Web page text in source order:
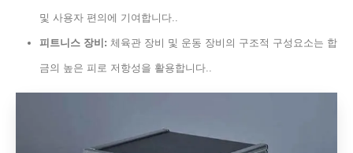
및 사용자 편의에 기여합니다..
피트니스 장비: 체육관 장비 및 운동 장비의 구조적 구성요소는 합
금의 높은 피로 저항성을 활용합니다..